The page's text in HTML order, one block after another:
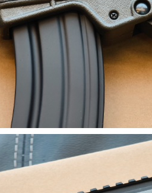
HK33 GBBR 瓦斯長槍 D-VF2-LHK33
GBB 增強後作力HK53
NT$14800元 NT$ 元
【翔準AOG】G&G CM16-BATTO